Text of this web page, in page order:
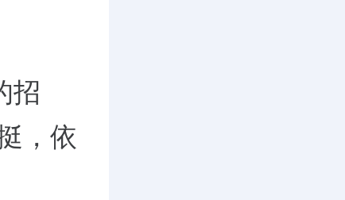
招
，依